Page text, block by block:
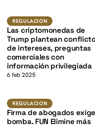
Regulacion
REGULACION
Las criptomonedas de
Trump plantean
de intereses, preguntas
comerciales con
información privilegiada
6 feb 2025
Regulacion
REGULACION
Firma de abogados exige
bomba. FUN Elimine más